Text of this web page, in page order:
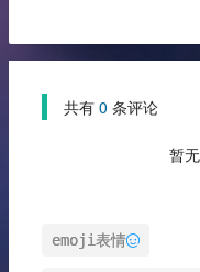
共有 0 条评论
暂
emoji表情